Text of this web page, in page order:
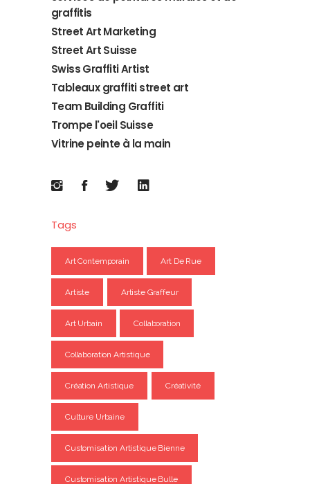
graffitis
Street Art Marketing
Street Art Suisse
Swiss Graffiti Artist
Tableaux graffiti street art
Team Building Graffiti
Trompe l'oeil Suisse
Vitrine peinte à la main
Tags
Art Contemporain Art De Rue
Artiste Artiste Graffeur
Art Urbain Collaboration
Collaboration Artistique
Création Artistique Créativité
Culture Urbaine
Customisation Artistique Bienne
Customisation Artistique Bulle